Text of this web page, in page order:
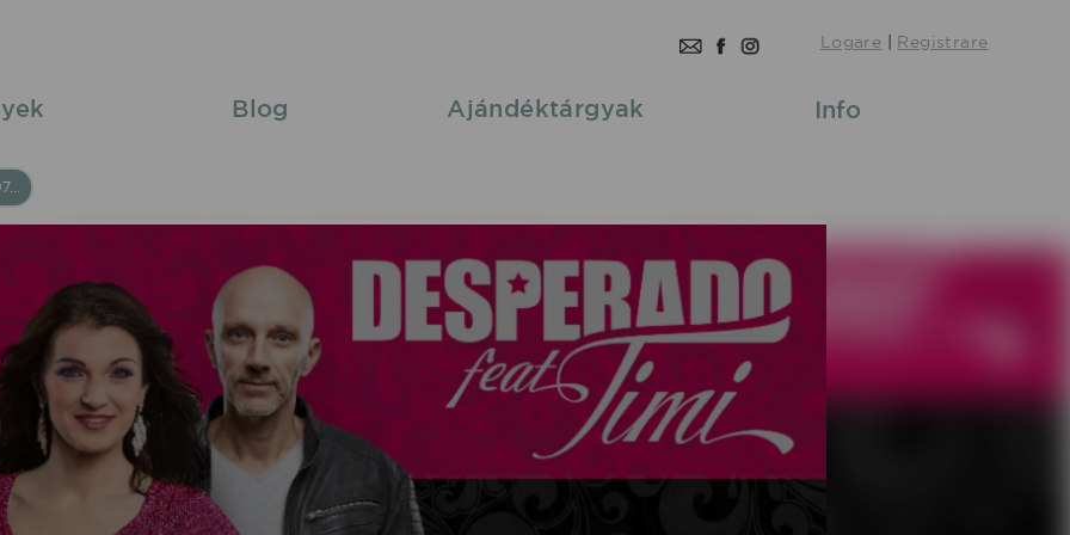
Logare | Registrare
Blog Ajándéktárgyak Info
Desperado feat. Timi 2025/07/12 20:30 Pácin Szabadtér élő koncert